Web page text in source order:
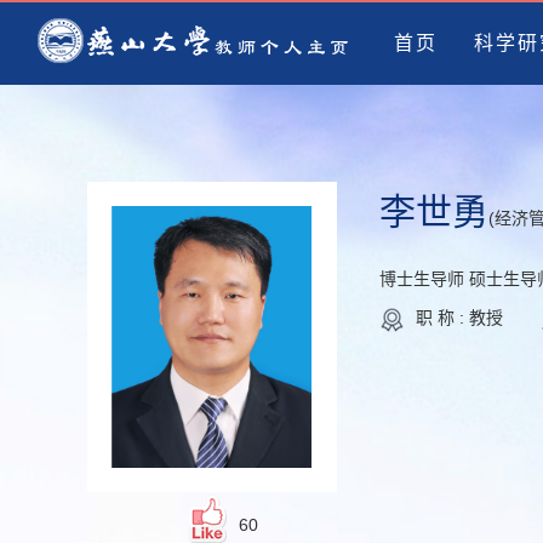
首页 科学
60
李世勇 (经济
博士生导师 硕士生导
职 称 : 教授